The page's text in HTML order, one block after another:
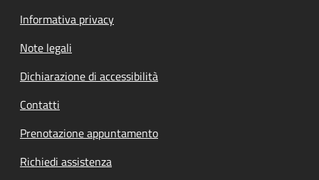
Informativa privacy
Note legali
Dichiarazione di accessibilità
Contatti
Prenotazione appuntamento
Richiedi assistenza